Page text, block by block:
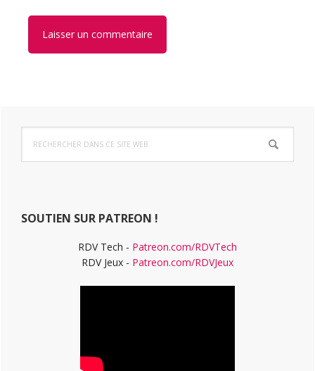
Barre
latérale
dans
ce
SOUTIEN SUR PATREON !
RDV Tech - Patreon.com/RDVTech
RDV Jeux - Patreon.com/RDVJeux